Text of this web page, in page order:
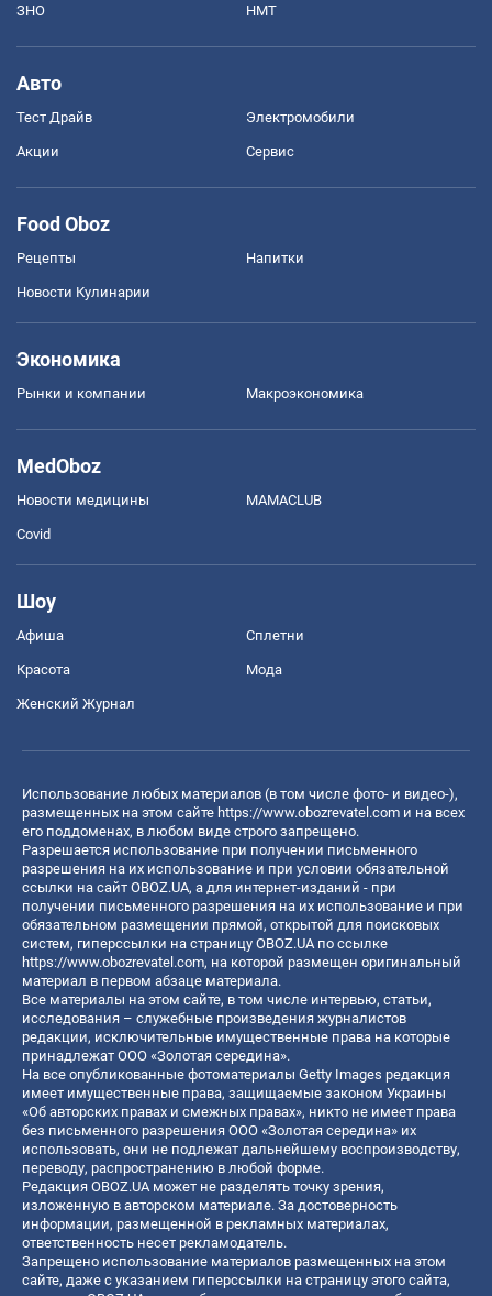
ЗНО НМТ
Авто
Тест Драйв Электромобили
Акции Сервис
Food Oboz
Рецепты Напитки
Новости Кулинарии
Экономика
Рынки и компании Mакроэкономика
MedOboz
Новости медицины MAMACLUB
Covid
Шоу
Афиша Сплетни
Красота Мода
Женский Журнал
Использование любых материалов (в том числе фото- и видео-),
размещенных на этом сайте https://www.obozrevatel.com и на всех
его поддоменах, в любом виде строго запрещено.
Разрешается использование при получении письменного
разрешения на их использование и при условии обязательной
ссылки на сайт OBOZ.UA, а для интернет-изданий - при
получении письменного разрешения на их использование и при
обязательном размещении прямой, открытой для поисковых
систем, гиперссылки на страницу OBOZ.UA по ссылке
https://www.obozrevatel.com, на которой размещен оригинальный
материал в первом абзаце материала.
Все материалы на этом сайте, в том числе интервью, статьи,
исследования – служебные произведения журналистов
редакции, исключительные имущественные права на которые
принадлежат ООО «Золотая середина».
На все опубликованные фотоматериалы Getty Images редакция
имеет имущественные права, защищаемые законом Украины
«Об авторских правах и смежных правах», никто не имеет права
без письменного разрешения ООО «Золотая середина» их
использовать, они не подлежат дальнейшему воспроизводству,
переводу, распространению в любой форме.
Редакция OBOZ.UA может не разделять точку зрения,
изложенную в авторском материале. За достоверность
информации, размещенной в рекламных материалах,
ответственность несет рекламодатель.
Запрещено использование материалов размещенных на этом
сайте, даже с указанием гиперссылки на страницу этого сайта,